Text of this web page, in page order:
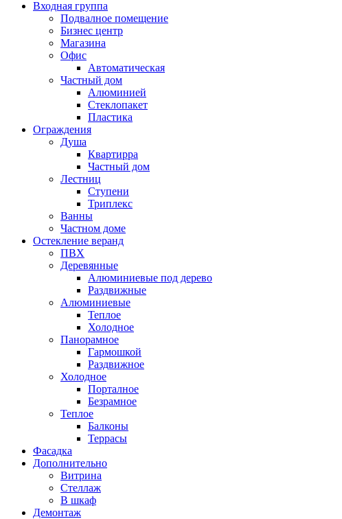
Входная группа
Подвалное помещение
Бизнес центр
Магазина
Офис
Автоматическая
Частный дом
Алюминией
Стеклопакет
Пластика
Ограждения
Душа
Квартирра
Частный дом
Лестниц
Ступени
Триплекс
Ванны
Частном доме
Остекление веранд
ПВХ
Деревянные
Алюминиевые под дерево
Раздвижные
Алюминиевые
Теплое
Холодное
Панорамное
Гармошкой
Раздвижное
Холодное
Порталное
Безрамное
Теплое
Балконы
Террасы
Фасадка
Дополнительно
Витрина
Стеллаж
В шкаф
Демонтаж